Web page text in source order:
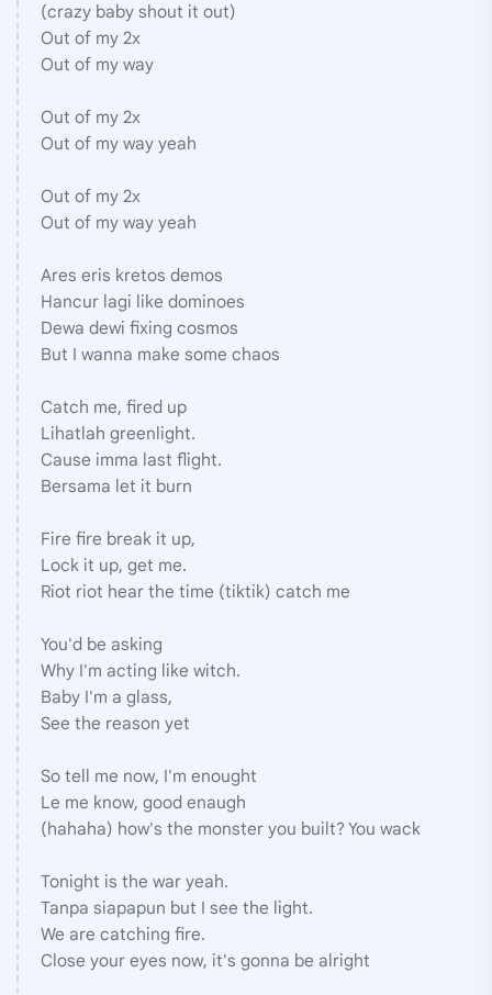
(crazy baby shout it out)
Out of my 2x
Out of my way
Out of my 2x
Out of my way yeah
Out of my 2x
Out of my way yeah
Ares eris kretos demos
Hancur lagi like dominoes
Dewa dewi fixing cosmos
But I wanna make some chaos
Catch me, fired up
Lihatlah greenlight.
Cause imma last flight.
Bersama let it burn
Fire fire break it up,
Lock it up, get me.
Riot riot hear the time (tiktik) catch me
You'd be asking
Why I'm acting like witch.
Baby I'm a glass,
See the reason yet
So tell me now, I'm enought
Le me know, good enaugh
(hahaha) how's the monster you built? You wack
Tonight is the war yeah.
Tanpa siapapun but I see the light.
We are catching fire.
Close your eyes now, it's gonna be alright